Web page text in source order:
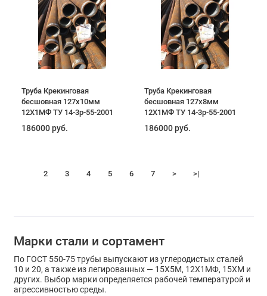
Труба Крекинговая
бесшовная 127х10мм
12Х1МФ ТУ 14-3р-55-2001
186000 руб.
Труба Крекинговая
бесшовная 127х8мм
12Х1МФ ТУ 14-3р-55-2001
186000 руб.
2 3 4 5 6 7 > >|
Марки стали и сортамент
По ГОСТ 550-75 трубы выпускают из углеродистых сталей
10 и 20, а также из легированных — 15Х5М, 12Х1МФ, 15ХМ и
других. Выбор марки определяется рабочей температурой и
агрессивностью среды.